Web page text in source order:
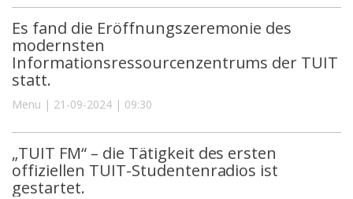
Es fand die Eröffnungszeremonie des
modernsten
Informationsressourcenzentrums der TUIT
statt.
Menu | 21-09-2024 | 09:30
„TUIT FM“ – die Tätigkeit des ersten
offiziellen TUIT-Studentenradios ist
gestartet.